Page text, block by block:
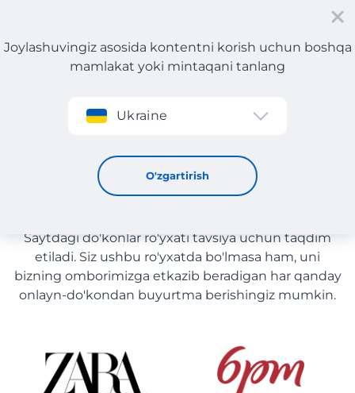
Roʻyxatdan oʻtish
Joylashuvingiz asosida kontentni korish uchun boshqa
mamlakat yoki mintaqani tanlang
Ukraine
O'zgartirish
Elektronika
Elektronika yetkazib berish
bilan O'zbekiston
Saytdagi do'konlar ro'yxati tavsiya uchun taqdim
etiladi. Siz ushbu ro'yxatda bo'lmasa ham, uni
bizning omborimizga etkazib beradigan har qanday
onlayn-do'kondan buyurtma berishingiz mumkin.